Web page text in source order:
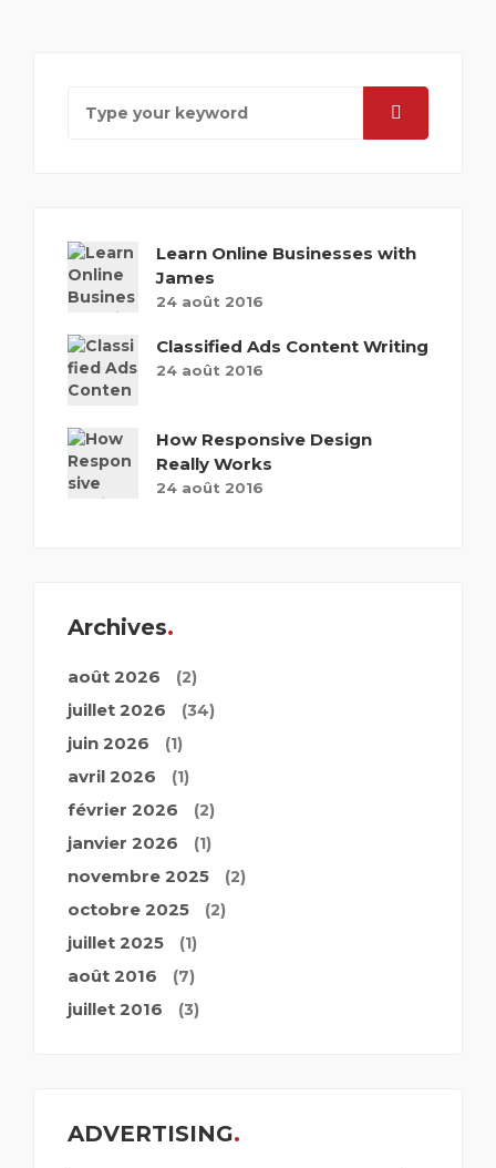
Learn Online Businesses with
James
24 août 2016
Classified Ads Content Writing
24 août 2016
How Responsive Design
Really Works
24 août 2016
Archives
août 2026 (2)
juillet 2026 (34)
juin 2026 (1)
avril 2026 (1)
février 2026 (2)
janvier 2026 (1)
novembre 2025 (2)
octobre 2025 (2)
juillet 2025 (1)
août 2016 (7)
juillet 2016 (3)
ADVERTISING